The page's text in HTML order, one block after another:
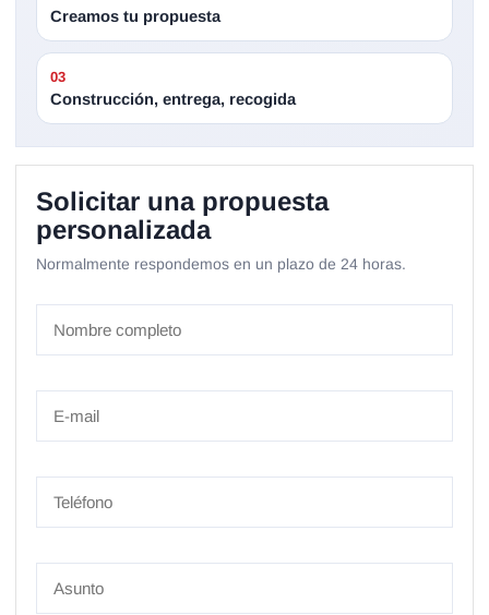
Creamos tu propuesta
03
Construcción, entrega, recogida
Solicitar una propuesta
personalizada
Normalmente respondemos en un plazo de 24 horas.